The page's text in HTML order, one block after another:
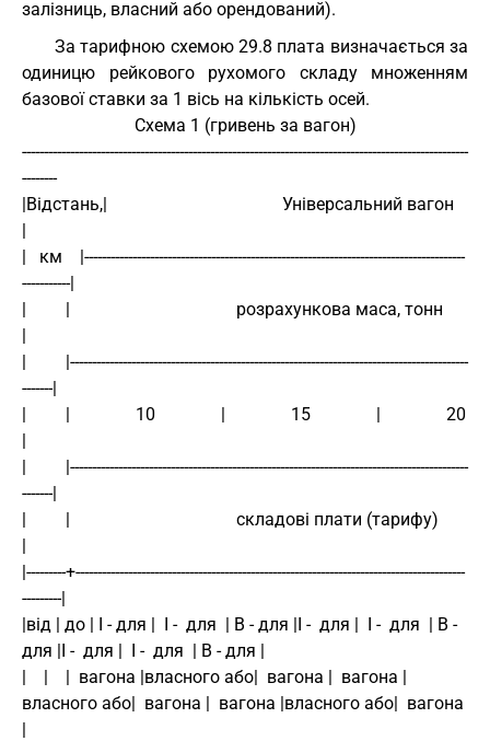
залізниць, власний або орендований).
За тарифною схемою 29.8 плата визначається за
одиницю рейкового рухомого складу множенням
базової ставки за 1 вісь на кількість осей.
Схема 1 (гривень за вагон)
------------------------------------------------------------------------------------------------------
--------
|Відстань,|                                        Універсальний вагон
|
|   км    |---------------------------------------------------------------------------------------
-----------|
|         |                                      розрахункова маса, тонн
|
|         |-------------------------------------------------------------------------------------------
-------|
|         |               10               |               15               |               20
|
|         |-------------------------------------------------------------------------------------------
-------|
|         |                                      складові плати (тарифу)
|
|---------+-----------------------------------------------------------------------------------------
---------|
|від | до | І - для |  І -  для  | В - для |І -  для |  І -  для  | В -
для |І -  для |  І -  для  | В - для |
|    |    |  вагона |власного або|  вагона |  вагона |
власного або|  вагона |  вагона |власного або|  вагона
|